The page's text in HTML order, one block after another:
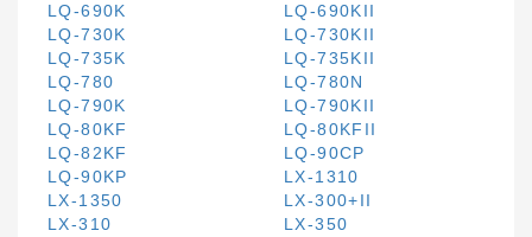
LQ-690K
LQ-690KII
LQ-730K
LQ-730KII
LQ-735K
LQ-735KII
LQ-780
LQ-780N
LQ-790K
LQ-790KII
LQ-80KF
LQ-80KFII
LQ-82KF
LQ-90CP
LQ-90KP
LX-1310
LX-1350
LX-300+II
LX-310
LX-350